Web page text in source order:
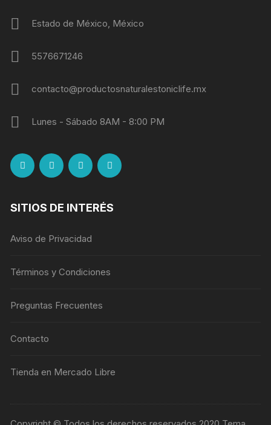
Estado de México, México
5576671246
contacto@productosnaturalestoniclife.mx
Lunes - Sábado 8AM - 8:00 PM
SITIOS DE INTERÉS
Aviso de Privacidad
Términos y Condiciones
Preguntas Frecuentes
Contacto
Tienda en Mercado Libre